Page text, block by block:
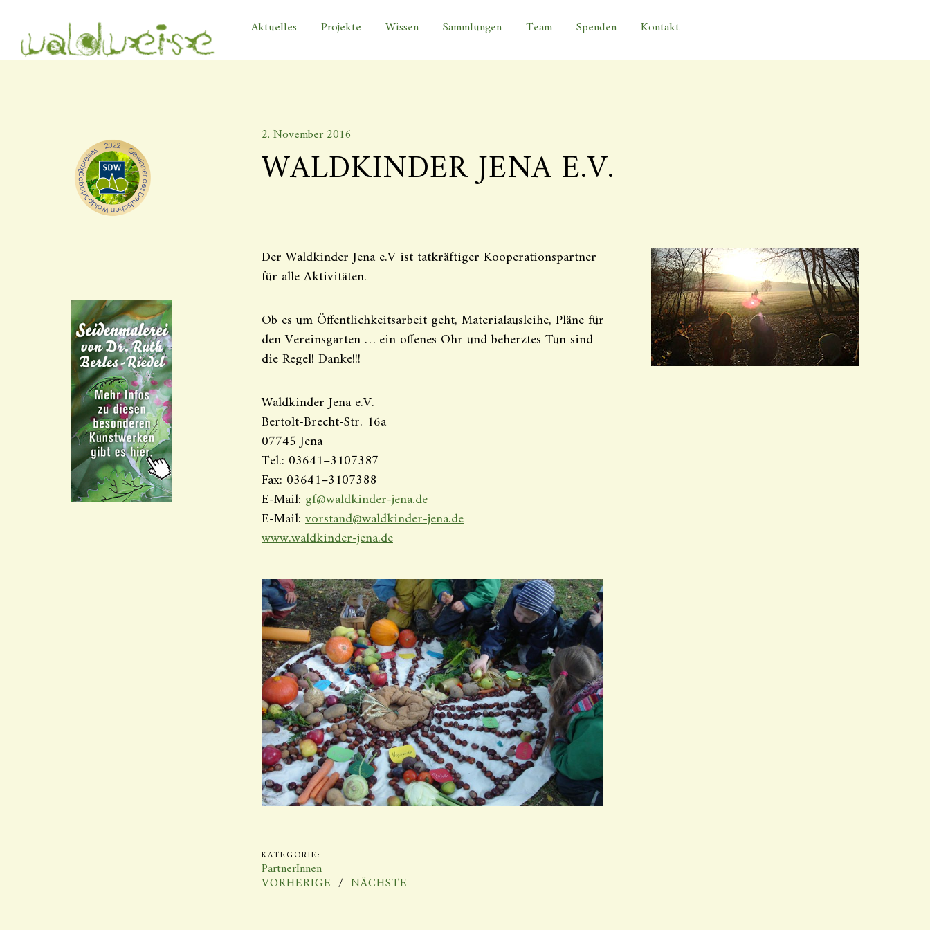
Aktuelles Projekte Wissen Sammlungen Team Spenden Kontakt
2. November 2016
WALDKINDER JENA E.V.
Der Waldkinder Jena e.V ist tatkräftiger Kooperationspartner
für alle Aktivitäten.
Ob es um Öffentlichkeitsarbeit geht, Materialausleihe, Pläne für
den Vereinsgarten … ein offenes Ohr und beherztes Tun sind
die Regel! Danke!!!
Waldkinder Jena e.V.
Bertolt-Brecht-Str. 16a
07745 Jena
Tel.: 03641–3107387
Fax: 03641–3107388
E-Mail: gf@waldkinder-jena.de
E-Mail: vorstand@waldkinder-jena.de
www.waldkinder-jena.de
KATEGORIE:
PartnerInnen
VORHERIGE NÄCHSTE